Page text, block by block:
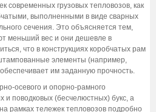
современных грузовых тепловозов, как
выполненными в виде сварных
сечения. Это объясняется тем,
меньший вес и они дешевле в
что в конструкциях коробчатых рам
элементы (например,
им заданную прочность.
осевого и опорно-рамного
поводковых (бесчелюстных) букс, а
рамках тележек тепловозов подробно